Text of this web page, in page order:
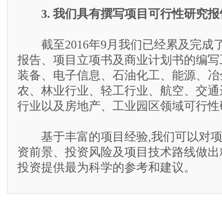
3. 我们具有撰写项目可行性研究
截至2016年9月我们已经累及完成
报告、项目立项书及商业计划书的编
装备、电子信息、石油化工、能源、
农、林业行业、轻工行业、航空、交
行业以及房地产、工业园区领域可行
基于丰富的项目经验,我们可以对项
资前景、投资风险及项目技术路线做
投资提供最为科学的参考和建议。